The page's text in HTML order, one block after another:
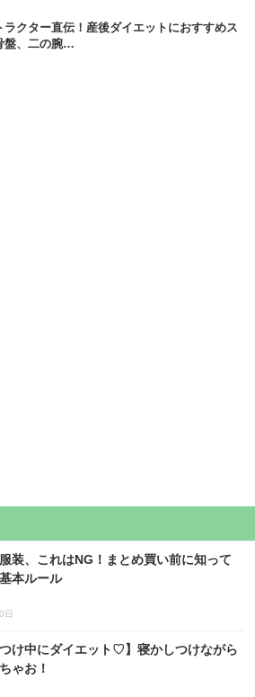
ラクター直伝！産後ダイエットにおすすめス
盤、二の腕…
装、これはNG！まとめ買い前に知って
本ルール
日
つけ中にダイエット♡】寝かしつけながら
ゃお！